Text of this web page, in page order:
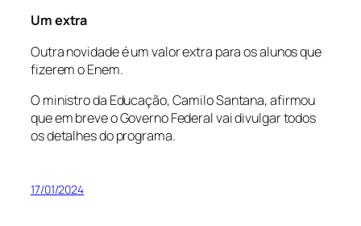
Um extra
Outra novidade é um valor extra para os alunos que
fizerem o Enem.
O ministro da Educação, Camilo Santana, afirmou
que em breve o Governo Federal vai divulgar todos
os detalhes do programa.
17/01/2024